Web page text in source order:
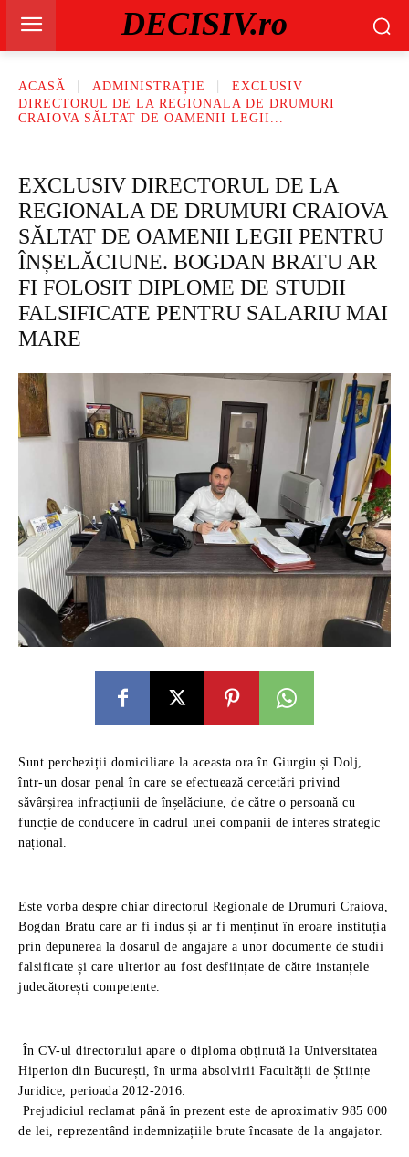
DECISIV.ro
ACASĂ ADMINISTRAȚIE
EXCLUSIV
DIRECTORUL DE LA REGIONALA DE DRUMURI
CRAIOVA SĂLTAT DE OAMENII LEGII...
EXCLUSIV DIRECTORUL DE LA
REGIONALA DE DRUMURI CRAIOVA
SĂLTAT DE OAMENII LEGII PENTRU
ÎNȘELĂCIUNE. BOGDAN BRATU AR
FI FOLOSIT DIPLOME DE STUDII
FALSIFICATE PENTRU SALARIU MAI
MARE
Sunt percheziții domiciliare la aceasta ora în Giurgiu și Dolj,
într-un dosar penal în care se efectuează cercetări privind
săvârșirea infracțiunii de înșelăciune, de către o persoană cu
funcție de conducere în cadrul unei companii de interes strategic
național.
Este vorba despre chiar directorul Regionale de Drumuri Craiova,
Bogdan Bratu care ar fi indus și ar fi menținut în eroare instituția
prin depunerea la dosarul de angajare a unor documente de studii
falsificate și care ulterior au fost desființate de către instanțele
judecătorești competente.
În CV-ul directorului apare o diploma obținută la Universitatea
Hiperion din București, în urma absolvirii Facultății de Științe
Juridice, perioada 2012-2016.
Prejudiciul reclamat până în prezent este de aproximativ 985 000
de lei, reprezentând indemnizațiile brute încasate de la angajator.